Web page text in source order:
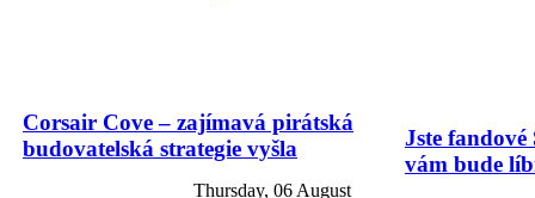
Corsair Cove – zajímavá pirátská
budovatelská strategie vyšla
Thursday, 06 August
Jste
vám bude